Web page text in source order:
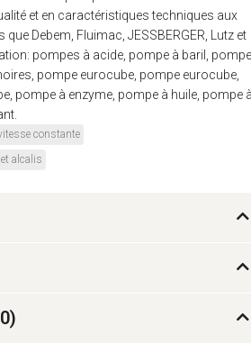
et en caractéristiques techniques aux
Debem, Fluimac, JESSBERGER, Lutz et
pompes à acide, pompe à baril,
pompe eurocube, pompe eurocube,
pompe à enzyme, pompe à huile, pompe
constante
alcalis
0)